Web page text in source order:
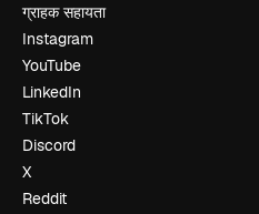
ग्राहक सहायता
Instagram
YouTube
LinkedIn
TikTok
Discord
X
Reddit